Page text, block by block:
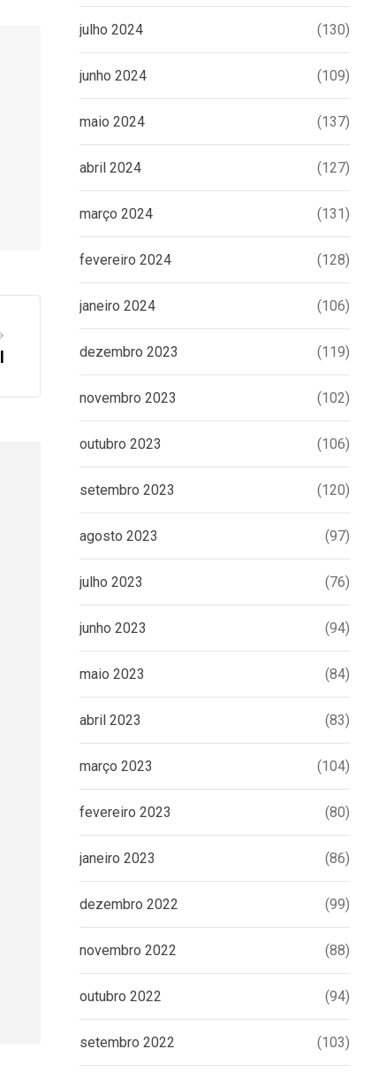
julho 2024 (130)
junho 2024 (109)
maio 2024 (137)
abril 2024 (127)
março 2024 (131)
fevereiro 2024 (128)
janeiro 2024 (106)
dezembro 2023 (119)
novembro 2023 (102)
outubro 2023 (106)
setembro 2023 (120)
agosto 2023 (97)
julho 2023 (76)
junho 2023 (94)
maio 2023 (84)
abril 2023 (83)
março 2023 (104)
fevereiro 2023 (80)
janeiro 2023 (86)
dezembro 2022 (99)
novembro 2022 (88)
outubro 2022 (94)
setembro 2022 (103)